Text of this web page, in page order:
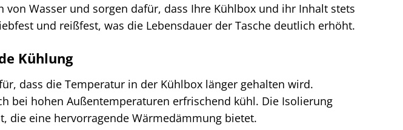
Wasser und sorgen dafür, dass Ihre Kühlbox und ihr Inhalt stets
und reißfest, was die Lebensdauer der Tasche deutlich erhöht.
Kühlung
dass die Temperatur in der Kühlbox länger gehalten wird.
bei hohen Außentemperaturen erfrischend kühl. Die Isolierung
die eine hervorragende Wärmedämmung bietet.